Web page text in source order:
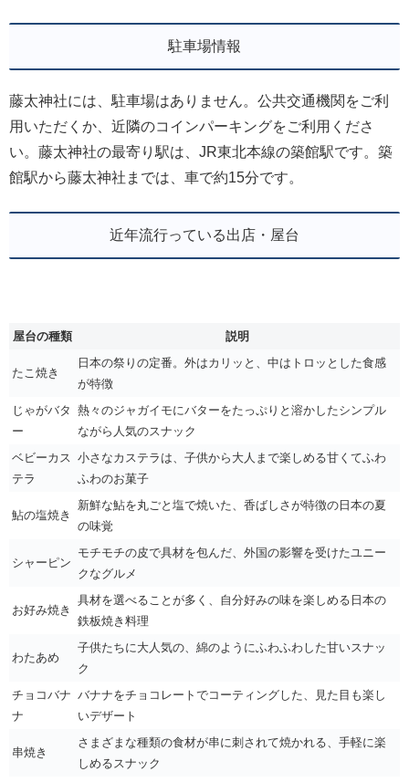
駐車場情報
藤太神社には、駐車場はありません。公共交通機関をご利
用いただくか、近隣のコインパーキングをご利用くださ
い。藤太神社の最寄り駅は、JR東北本線の築館駅です。築
館駅から藤太神社までは、車で約15分です。
近年流行っている出店・屋台
屋台の種類 説明
たこ焼き
日本の祭りの定番。外はカリッと、中はトロッとした食感
が特徴
じゃがバタ
ー
熱々のジャガイモにバターをたっぷりと溶かしたシンプル
ながら人気のスナック
ベビーカス
テラ
小さなカステラは、子供から大人まで楽しめる甘くてふわ
ふわのお菓子
鮎の塩焼き
新鮮な鮎を丸ごと塩で焼いた、香ばしさが特徴の日本の夏
の味覚
シャーピン
モチモチの皮で具材を包んだ、外国の影響を受けたユニー
クなグルメ
お好み焼き
具材を選べることが多く、自分好みの味を楽しめる日本の
鉄板焼き料理
わたあめ
子供たちに大人気の、綿のようにふわふわした甘いスナッ
ク
チョコバナ
ナ
バナナをチョコレートでコーティングした、見た目も楽し
いデザート
串焼き
さまざまな種類の食材が串に刺されて焼かれる、手軽に楽
しめるスナック